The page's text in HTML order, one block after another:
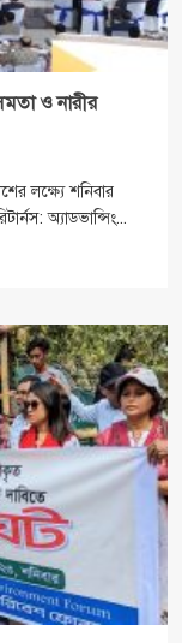
ও নারীর
লক্ষ‌্যে শনিবার
অ্যাডভান্সিং...